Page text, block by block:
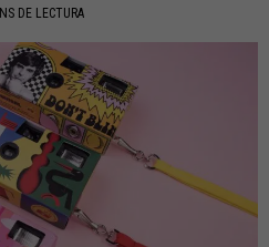
DE LECTURA